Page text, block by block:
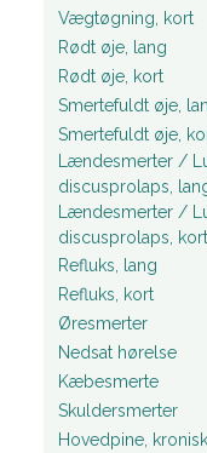
Vægtøgning, kort
Rødt øje, lang
Rødt øje, kort
Smertefuldt øje,
Smertefuldt øje,
Lændesmerter /
discusprolaps,
Lændesmerter /
discusprolaps, kort
Refluks, lang
Refluks, kort
Øresmerter
Nedsat hørelse
Kæbesmerte
Skuldersmerter
Hovedpine,